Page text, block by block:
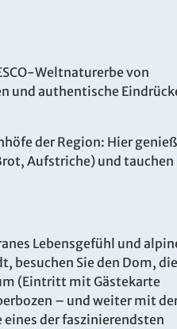
Doppelzimmer mit Bad
oder DU/WC
Einzelzimmer mit Bad
oder DU/WC
Weltnaturerbe von
und authentische
der Region: Hier
Aufstriche) und tauchen
Lebensgefühl und
besuchen Sie den Dom, die
(Eintritt mit Gästekarte
– und weiter mit
der faszinierendsten